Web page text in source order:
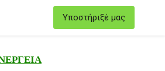
Υποστήριξέ μας